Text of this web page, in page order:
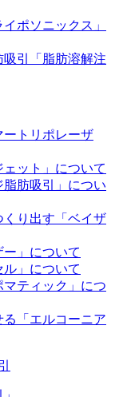
ポソニックス」
引「脂肪溶解注
トリポレーザ
ット」について
肪吸引」につい
くり出す「ベイザ
」について
」について
ティック」につ
「エルコーニア